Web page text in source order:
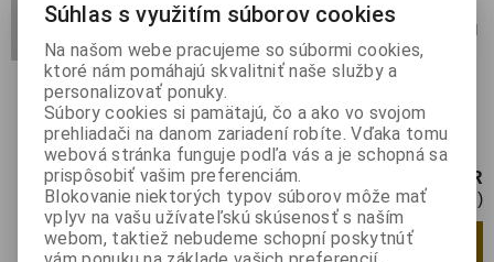
Záruka (mesiacov):24
LIESKOVEC :skladom
Hmotnosť:0,000353 kg
Hmotnosť balenia:
Optotriak; 5kV; Uvýst: 400V; bez obvodu
spínania v nule; DIP6
0,80 EUR
0,66 EUR (Cena bez DPH)
ks Pridať do košíka
Súhlas s využitím súborov cookies
Na našom webe pracujeme so súbormi cookies,
ktoré nám pomáhajú skvalitniť naše služby a
personalizovať ponuky.
Súbory cookies si pamätajú, čo a ako vo svojom
prehliadači na danom zariadení robíte. Vďaka tomu
webová stránka funguje podľa vás a je schopná sa
prispôsobiť vašim preferenciám.
Blokovanie niektorých typov súborov môže mať
vplyv na vašu užívateľskú skúsenosť s naším
webom, taktiež nebudeme schopní poskytnúť